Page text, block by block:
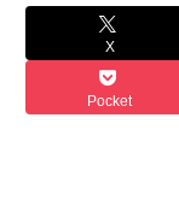
X
Pocket